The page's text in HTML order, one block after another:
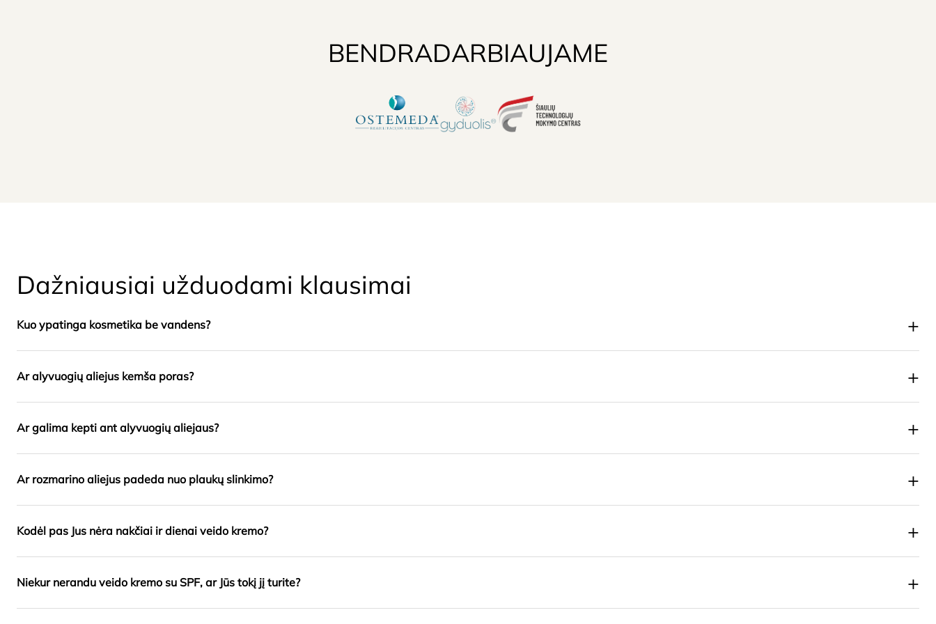
BENDRADARBIAUJAME
Dažniausiai užduodami klausimai
Kuo ypatinga kosmetika be vandens? +
Ar alyvuogių aliejus kemša poras? +
Ar galima kepti ant alyvuogių aliejaus? +
Ar rozmarino aliejus padeda nuo plaukų slinkimo? +
Kodėl pas Jus nėra nakčiai ir dienai veido kremo? +
Niekur nerandu veido kremo su SPF, ar Jūs tokį jį turite? +